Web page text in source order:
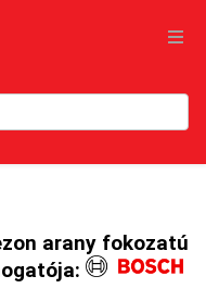
arany fokozatú